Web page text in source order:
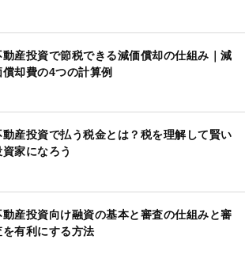
動産投資で節税できる減価償却の仕組み｜減
償却費の4つの計算例
動産投資で払う税金とは？税を理解して賢い
資家になろう
動産投資向け融資の基本と審査の仕組みと審
を有利にする方法